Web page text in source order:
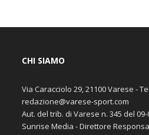
CHI SIAMO
Via Caracciolo 29, 21100 Varese -
redazione@varese-sport.com
Aut. del trib. di Varese n. 345 del
Sunrise Media - Direttore